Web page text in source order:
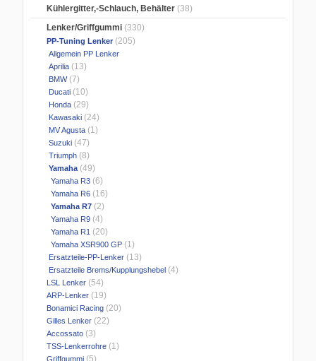
Kühlergitter,-Schlauch, Behälter (38)
Lenker/Griffgummi (330)
PP-Tuning Lenker (205)
Allgemein PP Lenker
Aprilia (13)
BMW(7)
Ducati (10)
Honda (29)
Kawasaki (24)
MV Agusta (1)
Suzuki (47)
Triumph (8)
Yamaha(49)
Yamaha R3 (6)
Yamaha R6 (16)
Yamaha R7 (2)
Yamaha R9 (4)
Yamaha R1 (20)
Yamaha XSR900 GP (1)
Ersatzteile-PP-Lenker (13)
Ersatzteile Brems/Kupplungshebel (4)
LSL Lenker (54)
ARP-Lenker (19)
Bonamici Racing (20)
Gilles Lenker (22)
Accossato (3)
TSS-Lenkerrohre (1)
Griffgummi (5)